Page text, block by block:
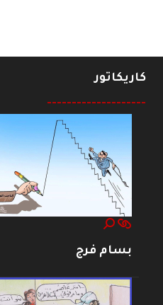
كاريكاتور
--------------------
بسام فرج